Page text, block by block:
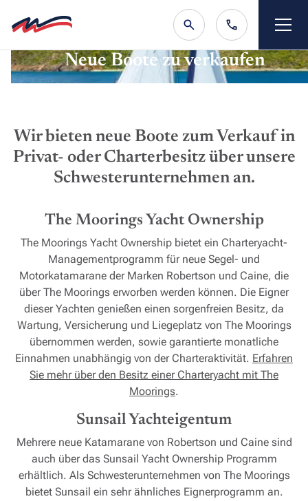
Neue Boote zu verkaufen
Wir bieten neue Boote zum Verkauf in
Privat- oder Charterbesitz über unsere
Schwesterunternehmen an.
The Moorings Yacht Ownership
The Moorings Yacht Ownership bietet ein Charteryacht-
Managementprogramm für neue Segel- und
Motorkatamarane der Marken Robertson und Caine, die
über The Moorings erworben werden können. Die Eigner
dieser Yachten genießen einen sorgenfreien Besitz, da
Wartung, Versicherung und Liegeplatz von The Moorings
übernommen werden, sowie garantierte monatliche
Einnahmen unabhängig von der Charteraktivität. Erfahren
Sie mehr über den Besitz einer Charteryacht mit The
Moorings.
Sunsail Yachteigentum
Mehrere neue Katamarane von Robertson und Caine sind
auch über das Sunsail Yacht Ownership Programm
erhältlich. Als Schwesterunternehmen von The Moorings
bietet Sunsail ein sehr ähnliches Eignerprogramm an.